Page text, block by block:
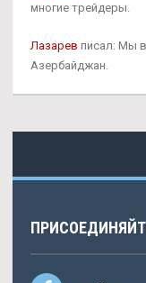
многие трейдеры.
Лазарев писал: Мы
Азербайджан.